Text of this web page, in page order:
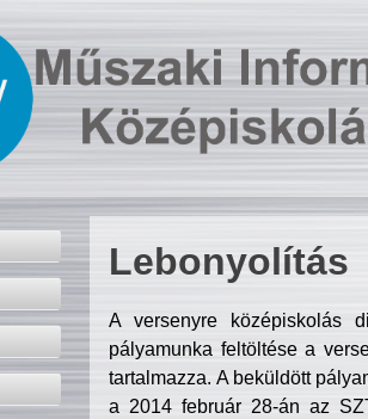
Lebonyolítás
A versenyre középiskolás
pályamunka feltöltése a
tartalmazza. A beküldött
a 2014 február 28-án az